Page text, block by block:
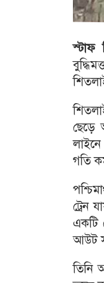
স্টাফ
ছেড়ে
গতি
ট্রেন
একটি
আউট
তিনি